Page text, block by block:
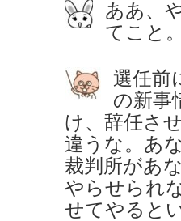
ああ、
てこと。
選任前
の新事
け、辞任さ
違うな。あ
裁判所があ
やらせられ
せてやると